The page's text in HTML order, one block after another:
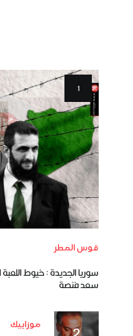
قوس المطر
سوريا الجديدة : خيوط
سعد فنصة
موزاييك